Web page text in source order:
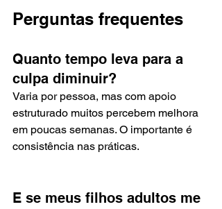
Perguntas frequentes
Quanto tempo leva para a
culpa diminuir?
Varia por pessoa, mas com apoio
estruturado muitos percebem melhora
em poucas semanas. O importante é
consistência nas práticas.
E se meus filhos adultos me